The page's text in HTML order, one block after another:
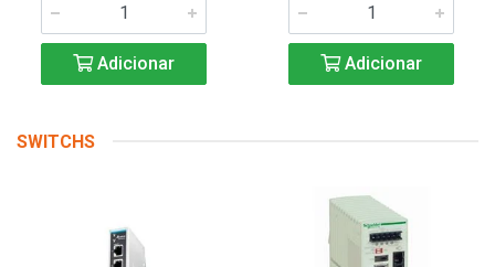
Adicionar Adicionar
SWITCHS